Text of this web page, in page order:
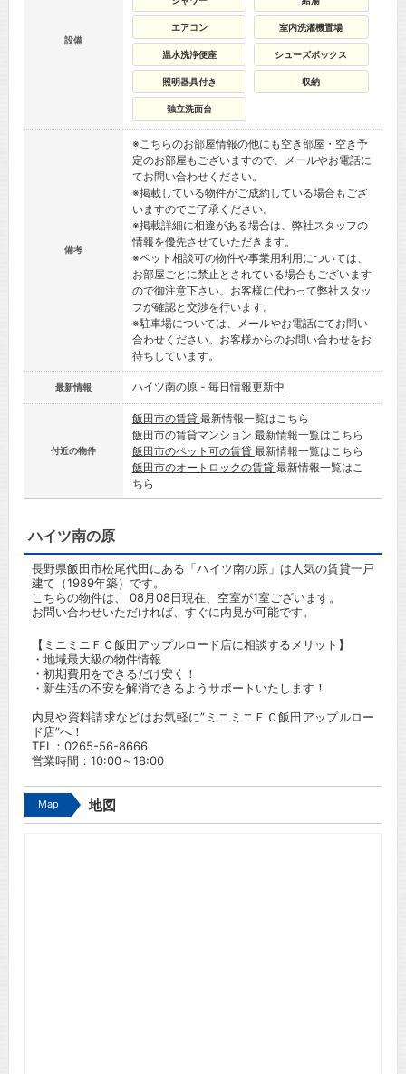
設備
エアコン 室内洗濯機置場
温水洗浄便座 シューズボックス
照明器具付き 収納
独立洗面台
備考
※こちらのお部屋情報の他にも空き部屋・空き予
定のお部屋もございますので、メールやお電話に
てお問い合わせください。
※掲載している物件がご成約している場合もござ
いますのでご了承ください。
※掲載詳細に相違がある場合は、弊社スタッフの
情報を優先させていただきます。
※ペット相談可の物件や事業用利用については、
お部屋ごとに禁止とされている場合もございます
ので御注意下さい。お客様に代わって弊社スタッ
フが確認と交渉を行います。
※駐車場については、メールやお電話にてお問い
合わせください。お客様からのお問い合わせをお
待ちしています。
最新情報 ハイツ南の原 - 毎日情報更新中
付近の物件
飯田市の賃貸 最新情報一覧はこちら
飯田市の賃貸マンション 最新情報一覧はこちら
飯田市のペット可の賃貸 最新情報一覧はこちら
飯田市のオートロックの賃貸 最新情報一覧はこ
ちら
ハイツ南の原
長野県飯田市松尾代田にある「ハイツ南の原」は人気の賃貸一戸
建て（1989年築）です。
こちらの物件は、 08月08日現在、空室が1室ございます。
お問い合わせいただければ、すぐに内見が可能です。
【ミニミニＦＣ飯田アップルロード店に相談するメリット】
・地域最大級の物件情報
・初期費用をできるだけ安く！
・新生活の不安を解消できるようサポートいたします！
内見や資料請求などはお気軽に”ミニミニＦＣ飯田アップルロー
ド店”へ！
TEL： 0265-56-8666
営業時間：10:00～18:00
Map 地図